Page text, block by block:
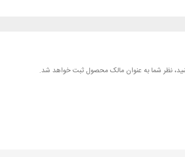
نظر شما به عنوان مالک محصول ثبت خواهد شد.